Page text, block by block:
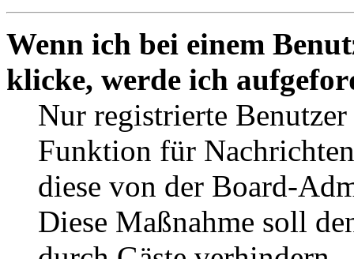
Wenn ich bei einem
klicke, werde ich
Nur registrierte
Funktion für
diese von der Board-
Diese Maßnahme soll